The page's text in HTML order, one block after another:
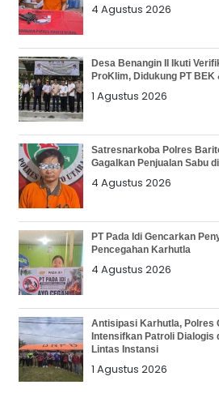
4 Agustus 2026
Desa Benangin II Ikuti
ProKlim, Didukung PT BEK
1 Agustus 2026
Satresnarkoba Polres
Gagalkan Penjualan Sabu
4 Agustus 2026
PT Pada Idi Gencarkan
Pencegahan Karhutla
4 Agustus 2026
Antisipasi Karhutla, Polres
Intensifkan Patroli Dialogis
Lintas Instansi
1 Agustus 2026